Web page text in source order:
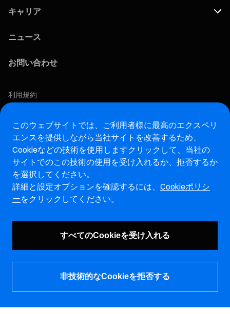
キャリア
ニュース
お問い合わせ
利用規約
COOKIEポリシー
この求人に応募する
アフターマーケットウェブサイト
マレリ・インテグリティホットライン・ウェブサイト
脆弱性報告ページ (ENG)
このウェブサイトでは、ご利用者様に最高のエクスペリ
エンスを提供しながら当社サイトを改善するため、
Cookieなどの技術を使用しますクリックして、当社の
サイトでのこの技術の使用を受け入れるか、拒否するか
を選択してください。
詳細と設定オプションを確認するには、 Cookieポリシ
ーをクリックしてください。
すべてのCookieを受け入れる
非技術的なCookieを拒否する